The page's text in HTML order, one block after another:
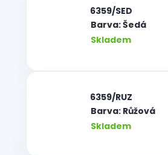
Barva: Šedá
Skladem
| 6359/SED
Barva: Růžová
Skladem
| 6359/RUZ